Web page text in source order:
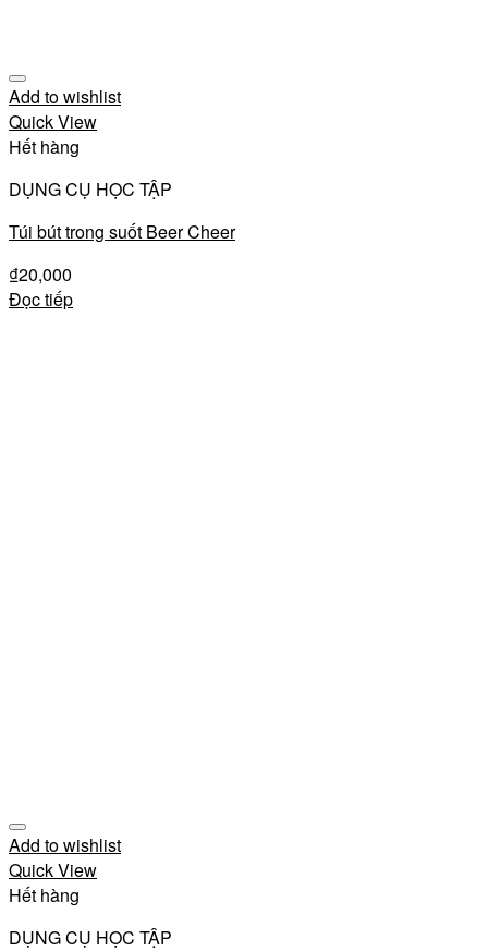
Add to wishlist
Quick View
Hết hàng
DỤNG CỤ HỌC TẬP
Túi bút trong suốt Beer Cheer
₫20,000
Đọc tiếp
Add to wishlist
Quick View
Hết hàng
DỤNG CỤ HỌC TẬP